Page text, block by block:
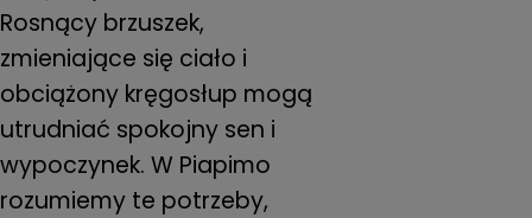
o
n
:
Rosnący brzuszek,
zmieniające się ciało i
obciążony kręgosłup mogą
utrudniać spokojny sen i
wypoczynek. W Piapimo
rozumiemy te potrzeby,